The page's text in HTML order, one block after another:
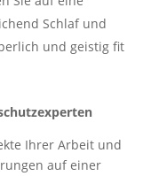
Schlaf und
und geistig fit
Ihrer Arbeit und
auf einer